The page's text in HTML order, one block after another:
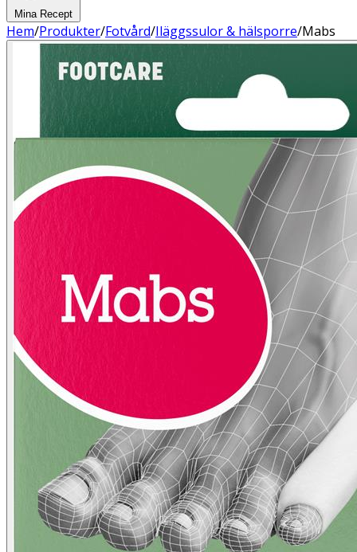
Mina Recept
Hem/Produkter/Fotvård/Iläggssulor & hälsporre/Mabs